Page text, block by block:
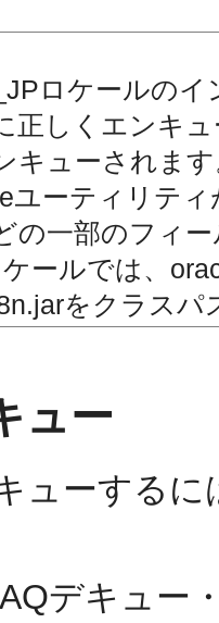
ロケールのイ
正しくエンキ
キューされま
ユーティリテ
の一部のフィ
ールでは、
をクラスパ
ュー
ューするに
デキュー